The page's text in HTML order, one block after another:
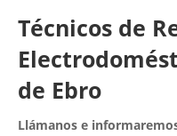
Técnicos de
de Ebro
Llámanos e